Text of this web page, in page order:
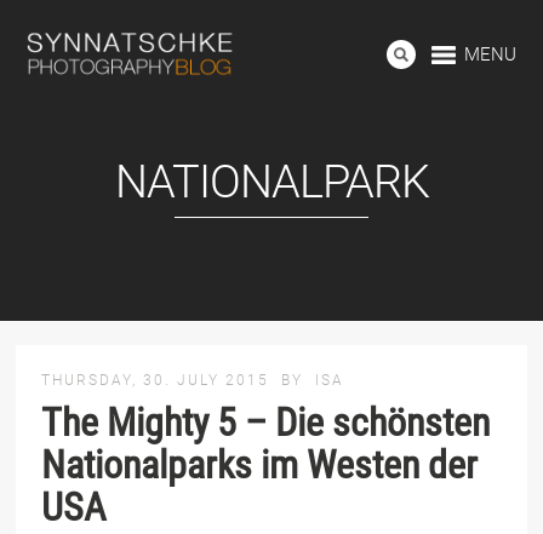
MENU
NATIONALPARK
THURSDAY, 30. JULY 2015 BY ISA
The Mighty 5 – Die schönsten
Nationalparks im Westen der
USA